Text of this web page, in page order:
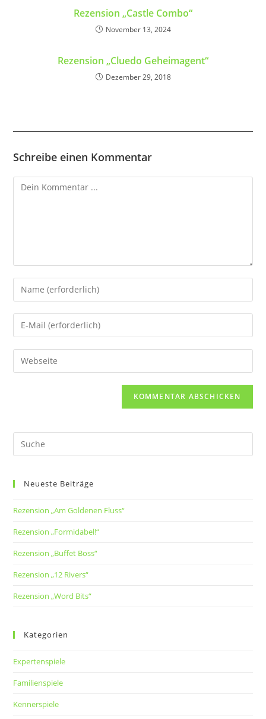
Rezension „Castle Combo“
November 13, 2024
Rezension „Cluedo Geheimagent“
Dezember 29, 2018
Schreibe einen Kommentar
Neueste Beiträge
Rezension „Am Goldenen Fluss“
Rezension „Formidabel!“
Rezension „Buffet Boss“
Rezension „12 Rivers“
Rezension „Word Bits“
Kategorien
Expertenspiele
Familienspiele
Kennerspiele